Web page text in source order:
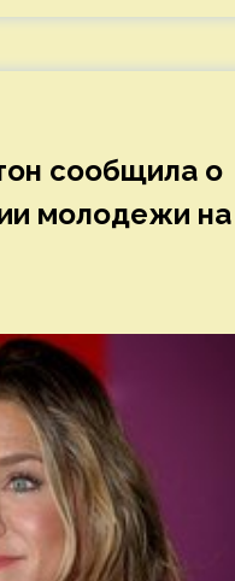
сообщила о
молодежи на